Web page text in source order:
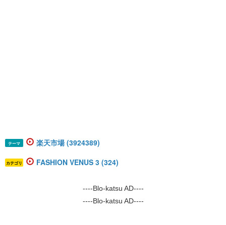
テーマ 楽天市場 (3924389)
カテゴリ FASHION VENUS 3 (324)
----Blo-katsu AD----
----Blo-katsu AD----